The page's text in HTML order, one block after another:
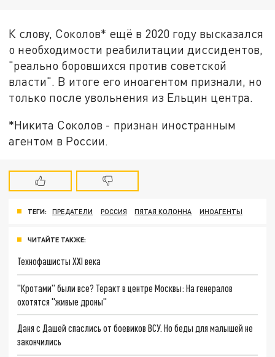
К слову, Соколов* ещё в 2020 году высказался
о необходимости реабилитации диссидентов,
"реально боровшихся против советской
власти". В итоге его иноагентом признали, но
только после увольнения из Ельцин центра.
*Никита Соколов - признан иностранным
агентом в России.
ТЕГИ: ПРЕДАТЕЛИ РОССИЯ ПЯТАЯ КОЛОННА ИНОАГЕНТЫ
ЧИТАЙТЕ ТАКЖЕ:
Технофашисты XXI века
"Кротами" были все? Теракт в центре Москвы: На генералов
охотятся "живые дроны"
Даня с Дашей спаслись от боевиков ВСУ. Но беды для малышей не
закончились